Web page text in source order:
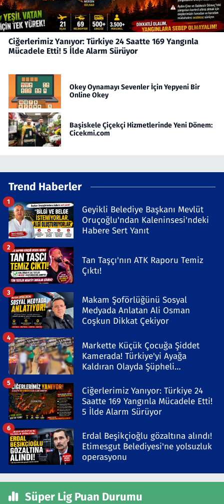
Ciğerlerimiz Yanıyor: Türkiye 24 Saatte 169 Yangınla
Mücadele Etti! 5 İlde Alarm Sürüyor
Okey Oynamayı Sevenler İçin Yepyeni Bir
Online Okey
Başiskele Çiçekçi Hizmetlerinde Yeni Dönem:
Cicekmi.com
Trend Haberler
Geyikli Belediye Başkanı Mevlüt
Oruçoğlu'ndan Kaleninsesi'ndeki
Habere Sert Yanıt
1
Tan Taşçı'nın ATK Raporu Temiz
Çıktı!
2
Makam Şoförlüğünü Sosyal
Medyada Anlatan Ali Osman
Coşkun Dikkat Çekiyor
3
Markette Küçük Çocuğa Şiddet
Kamerada! Türkiye'yi Ayağa
Kaldıran Olayda Şüpheli
4
Ciğerlerimiz Yanıyor: Türkiye 24
Saatte 169 Yangınla Mücadele Etti!
5 İlde Alarm Sürüyor
5
Erdal Beşikçioğlu gözaltına alındı!
Etimesgut Belediyesi'ne yolsuzluk
operasyonu
6
Süper Lig Puan Durumu